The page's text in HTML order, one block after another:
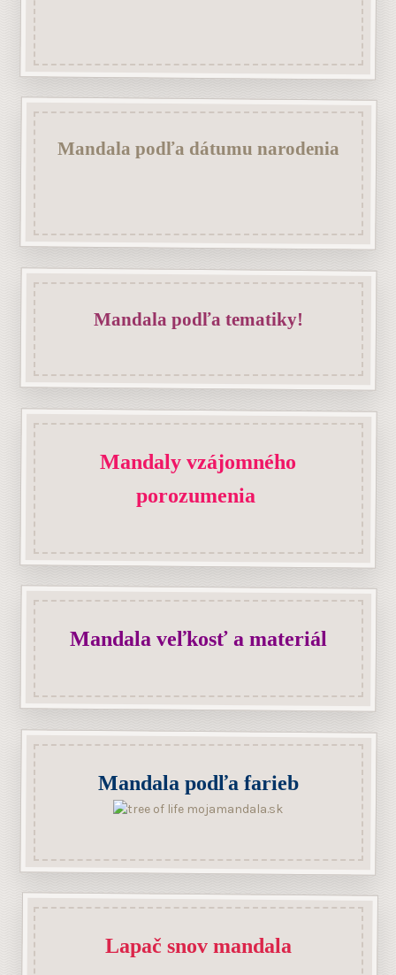
Mandala podľa dátumu narodenia
Mandala podľa tematiky!
Mandaly vzájomného
porozumenia
Mandala veľkosť a materiál
Mandala podľa farieb
Lapač snov mandala